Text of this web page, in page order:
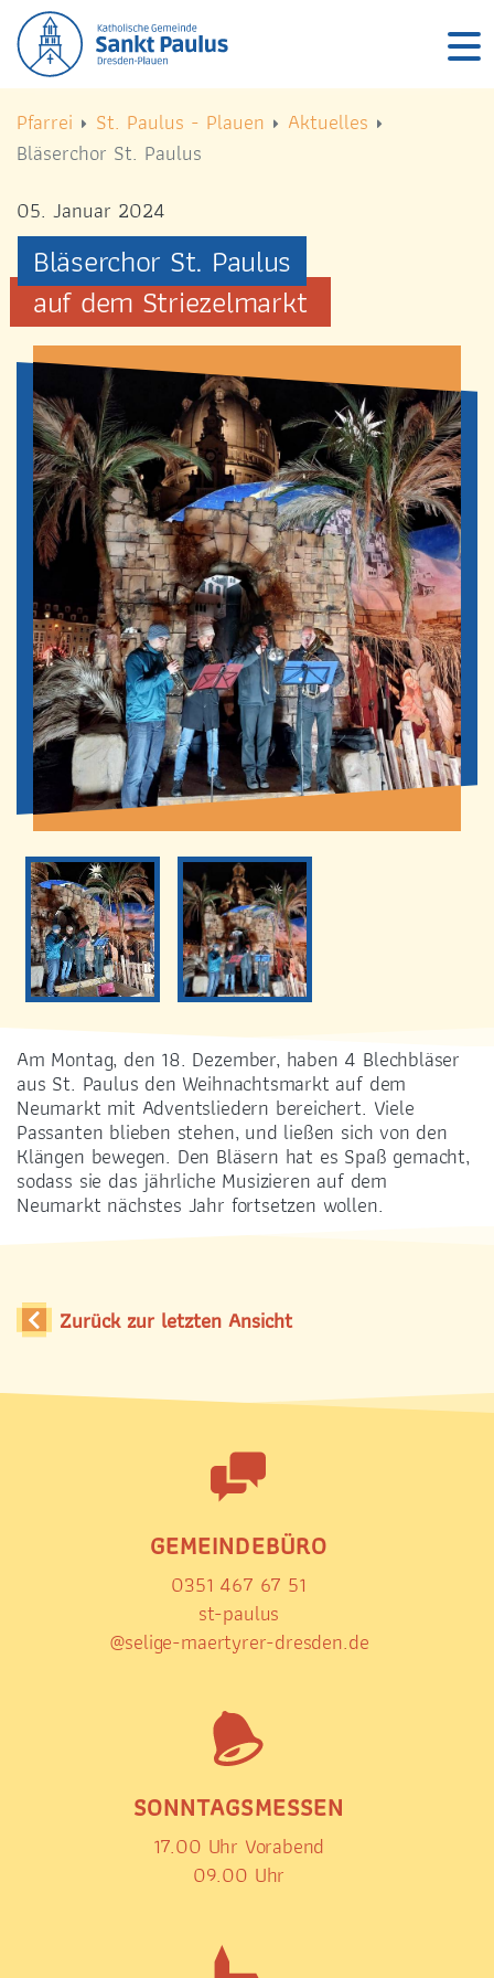
START
ÜBER UNS
SEELSORGE & GLAUBEN
AKTUELLES
TERMINE
RÄUMLICHKEITEN
PFARREI
INFO
GEMEINDEBÜRO
0351 467 67 51
st-paulus
@selige-maertyrer-dresden.de
SONNTAGSMESSEN
17.00 Uhr Vorabend
09.00 Uhr
ADRESSE
01187 Dresden-Plauen
Logo Kath. Pfarrei Selige Märtyrer vom Münchner Platz
Pfarrei
St. Paulus - Plauen
Aktuelles
Bläserchor St. Paulus
05. Januar 2024
Bläserchor St. Paulus
auf dem Striezelmarkt
Am Montag, den 18. Dezember, haben 4 Blechbläser
aus St. Paulus den Weihnachtsmarkt auf dem
Neumarkt mit Adventsliedern bereichert. Viele
Passanten blieben stehen, und ließen sich von den
Klängen bewegen. Den Bläsern hat es Spaß gemacht,
sodass sie das jährliche Musizieren auf dem
Neumarkt nächstes Jahr fortsetzen wollen.
Zurück zur letzten Ansicht
GEMEINDEBÜRO
0351 467 67 51
st-paulus
@selige-maertyrer-dresden.de
SONNTAGSMESSEN
17.00 Uhr Vorabend
09.00 Uhr